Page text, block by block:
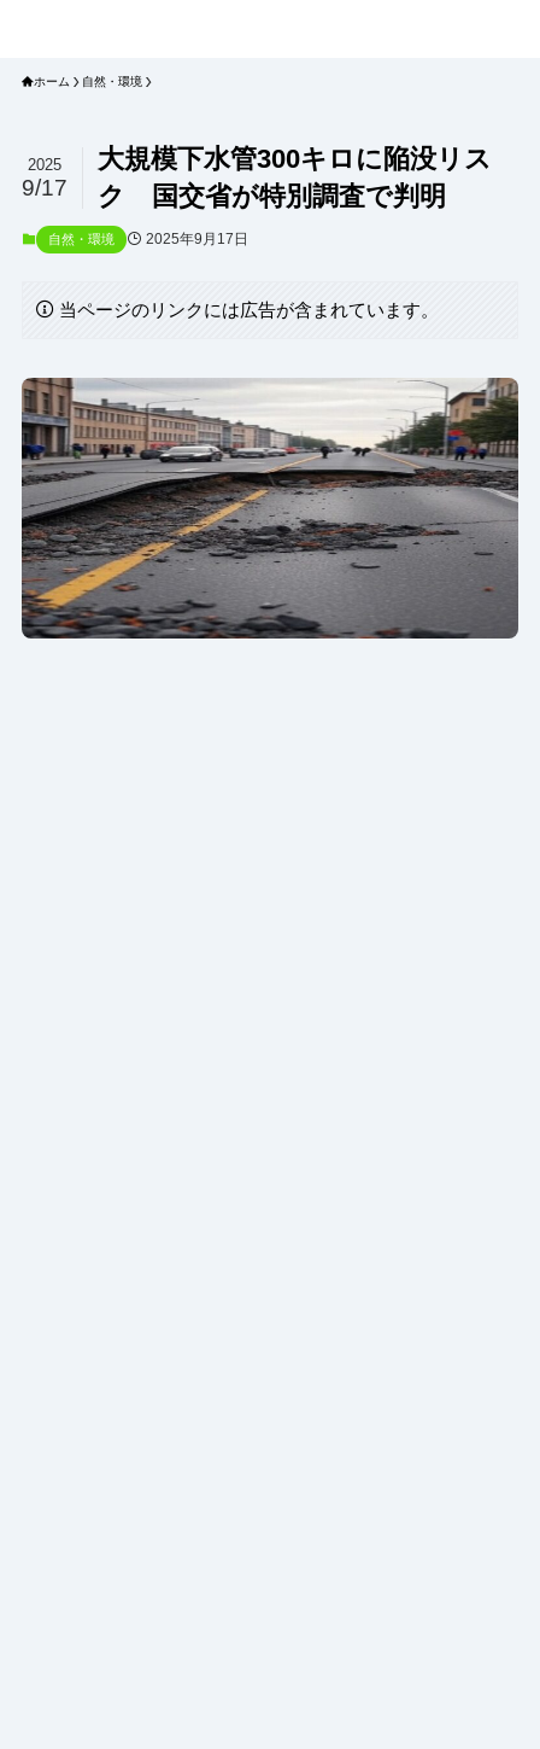
ホーム 自然・環境
大規模下水管300キロに陥没リス
ク 国交省が特別調査で判明
2025
9/17
自然・環境 2025年9月17日
当ページのリンクには広告が含まれています。